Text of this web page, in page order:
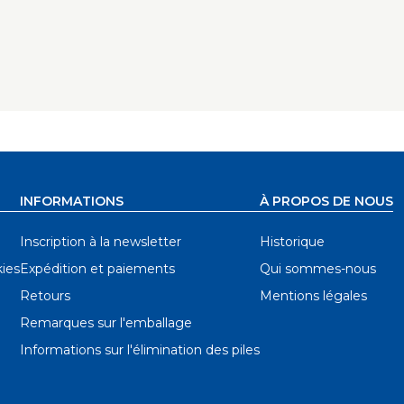
et résistant, tandis que ses guides en
seul trou ou de centaines.
INFORMATIONS
Inscription à la newsletter
Expédition et paiements
Retours
Remarques sur l'emballage
Informations sur l'élimination des piles
À PROPOS DE NOUS
Historique
Qui sommes-nous
Mentions légales